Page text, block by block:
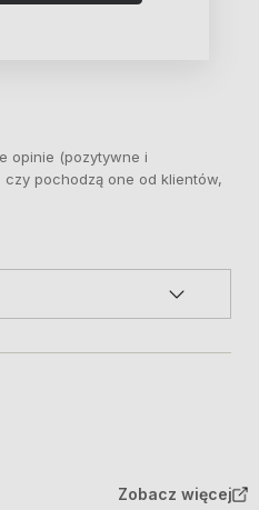
opinie (pozytywne i
pochodzą one od klientów,
Zobacz więcej